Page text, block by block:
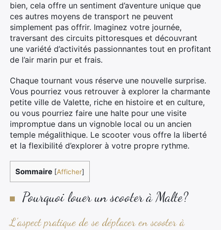
bien, cela offre un sentiment d’aventure unique que
ces autres moyens de transport ne peuvent
simplement pas offrir. Imaginez votre journée,
traversant des circuits pittoresques et découvrant
une variété d’activités passionnantes tout en profitant
de l’air marin pur et frais.
Chaque tournant vous réserve une nouvelle surprise.
Vous pourriez vous retrouver à explorer la charmante
petite ville de Valette, riche en histoire et en culture,
ou vous pourriez faire une halte pour une visite
impromptue dans un vignoble local ou un ancien
temple mégalithique. Le scooter vous offre la liberté
et la flexibilité d’explorer à votre propre rythme.
Sommaire [Afficher]
Pourquoi louer un scooter à Malte?
L’aspect pratique de se déplacer en scooter à